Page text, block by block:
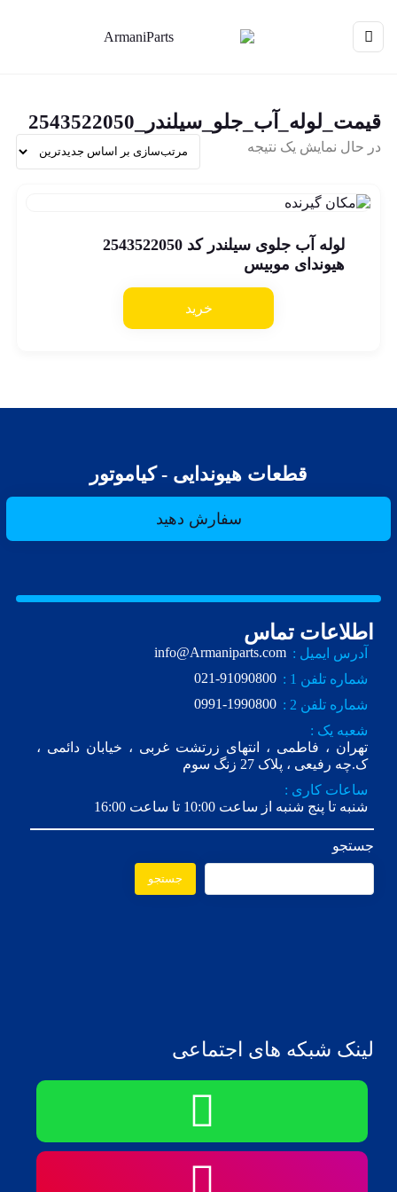
قیمت_لوله_آب_جلو_سیلندر_2543522050
در حال نمایش یک نتیجه
لوله آب جلوی سیلندر کد 2543522050
هیوندای موبیس
خرید
قطعات هیوندایی - کیاموتور
سفارش دهید
اطلاعات تماس
آدرس ایمیل : info@Armaniparts.com
شماره تلفن 1 :
021-91090800
شماره تلفن 2 :
0991-1990800
شعبه یک :
تهران ، فاطمی ، انتهای زرتشت غربی ، خیابان دائمی ،
ک.چه رفیعی ، پلاک 27 زنگ سوم
ساعات کاری :
شنبه تا پنج شنبه از ساعت 10:00 تا ساعت 16:00
جستجو
جستجو
لینک شبکه های اجتماعی